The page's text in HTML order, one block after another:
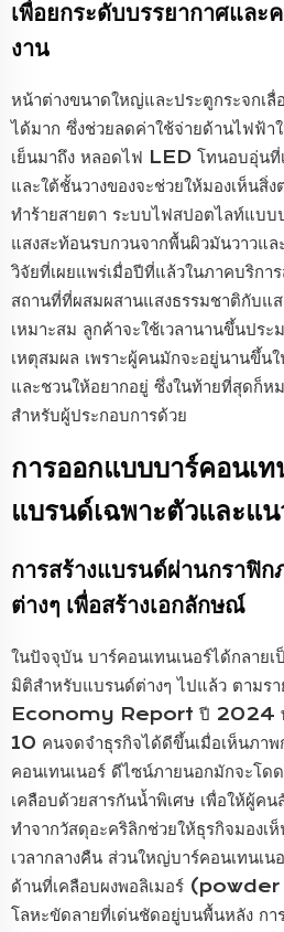
เพื่อยกระดับบรรยากาศและ
งาน
หน้าต่างขนาดใหญ่และประตูกระจกเลื่
ได้มาก ซึ่งช่วยลดค่าใช้จ่ายด้านไฟฟ้า
เย็นมาถึง หลอดไฟ LED โทนอบอุ่นที่เ
และใต้ชั้นวางของจะช่วยให้มองเห็นสิ่
ทำร้ายสายตา ระบบไฟสปอตไลท์แบ
แสงสะท้อนรบกวนจากพื้นผิวมันวาวแล
วิจัยที่เผยแพร่เมื่อปีที่แล้วในภาคบริกา
สถานที่ที่ผสมผสานแสงธรรมชาติกับแ
เหมาะสม ลูกค้าจะใช้เวลานานขึ้นปร
เหตุสมผล เพราะผู้คนมักจะอยู่นานขึ้น
และชวนให้อยากอยู่ ซึ่งในท้ายที่สุดก็ห
สำหรับผู้ประกอบการด้วย
การออกแบบบาร์คอนเท
แบรนด์เฉพาะตัวและแ
การสร้างแบรนด์ผ่านกราฟิก
ต่างๆ เพื่อสร้างเอกลักษณ์
ในปัจจุบัน บาร์คอนเทนเนอร์ได้กลาย
มิติสำหรับแบรนด์ต่างๆ ไปแล้ว ตาม
Economy Report ปี 2024 พ
10 คนจดจำธุรกิจได้ดีขึ้นเมื่อเห็นภา
คอนเทนเนอร์ ดีไซน์ภายนอกมักจะโ
เคลือบด้วยสารกันน้ำพิเศษ เพื่อให้ผู้คน
ทำจากวัสดุอะคริลิกช่วยให้ธุรกิจมองเ
เวลากลางคืน ส่วนใหญ่บาร์คอนเทนเน
ด้านที่เคลือบผงพอลิเมอร์
โลหะขัดลายที่เด่นชัดอยู่บนพื้นหลัง ก